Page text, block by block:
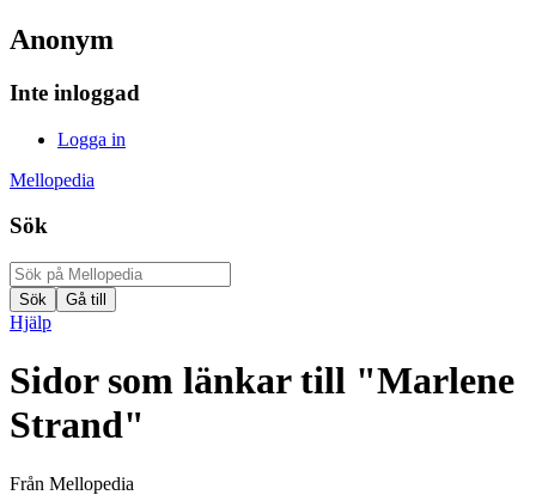
Anonym
Inte inloggad
Logga in
Mellopedia
Sök
Hjälp
Sidor som länkar till "Marlene
Strand"
Från Mellopedia